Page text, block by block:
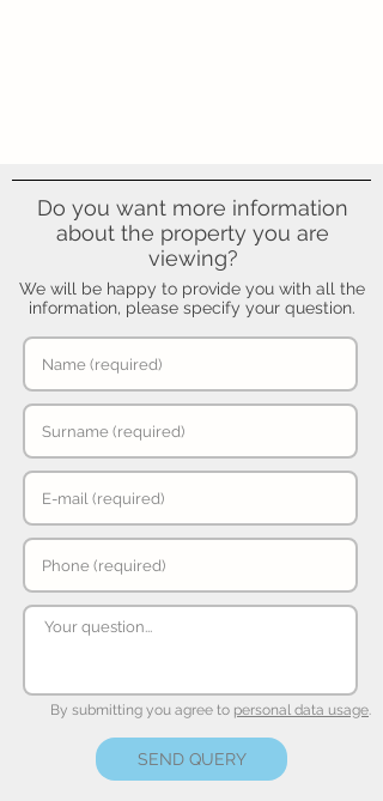
Do you want more information
about the property you are
viewing?
We will be happy to provide you with all the
information, please specify your question.
By submitting you agree to personal data usage.
SEND QUERY